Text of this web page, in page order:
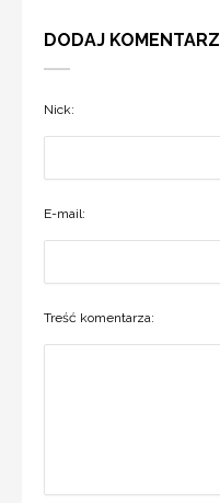
DODAJ KOMENTARZ
Nick:
E-mail:
Treść komentarza: